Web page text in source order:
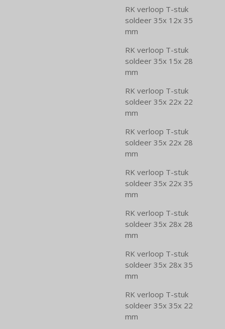
RK verloop T-stuk
soldeer 35x 12x 35
mm
RK verloop T-stuk
soldeer 35x 15x 28
mm
RK verloop T-stuk
soldeer 35x 22x 22
mm
RK verloop T-stuk
soldeer 35x 22x 28
mm
RK verloop T-stuk
soldeer 35x 22x 35
mm
RK verloop T-stuk
soldeer 35x 28x 28
mm
RK verloop T-stuk
soldeer 35x 28x 35
mm
RK verloop T-stuk
soldeer 35x 35x 22
mm